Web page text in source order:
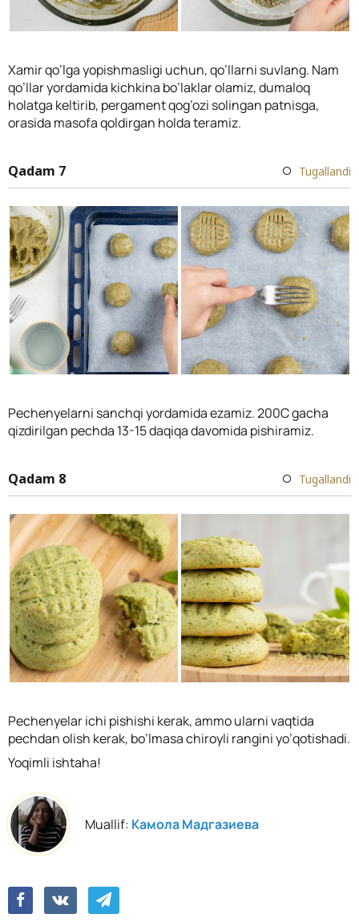
Xamir qo’lga yopishmasligi uchun, qo’llarni suvlang. Nam
qo’llar yordamida kichkina bo’laklar olamiz, dumaloq
holatga keltirib, pergament qog’ozi solingan patnisga,
orasida masofa qoldirgan holda teramiz.
Qadam 7 Tugallandi
Pechenyelarni sanchqi yordamida ezamiz. 200C gacha
qizdirilgan pechda 13-15 daqiqa davomida pishiramiz.
Qadam 8 Tugallandi
Pechenyelar ichi pishishi kerak, ammo ularni vaqtida
pechdan olish kerak, bo’lmasa chiroyli rangini yo’qotishadi.
Yoqimli ishtaha!
Muallif: Камола Мадгазиева